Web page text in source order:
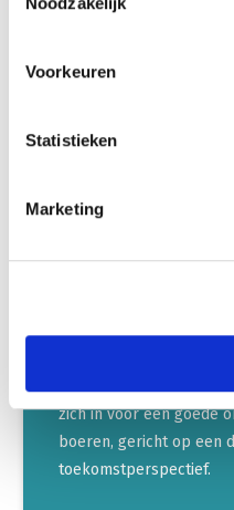
Voorkeuren
Statistieken
Marketing
LEES VERDER
Ondernemerschap en
gezinsbedrijven zijn
verduurzaming van de
zich in voor een goede
boeren, gericht op een
toekomstperspectief.